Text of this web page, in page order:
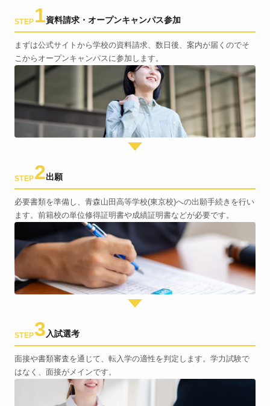
STEP 1資料請求・オープンキャンパス参加
まずは公式サイトから学校の資料請求、数日後、案内が届くのでそ
こからオープンキャンパスに参加します。
STEP2出願
必要書類を準備し、青森山田高等学校(東京校)への出願手続きを行い
ます。前籍校の単位修得証明書や成績証明書などが必要です。
STEP3 入試選考
面接や書類審査を通じて、転入学の適性を判定します。学力試験で
はなく、面接がメインです。